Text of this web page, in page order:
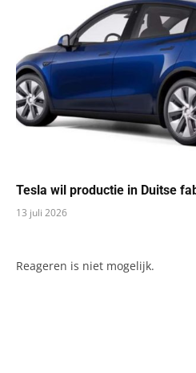
Tesla wil productie in Duitse
13 juli 2026
Reageren is niet mogelijk.